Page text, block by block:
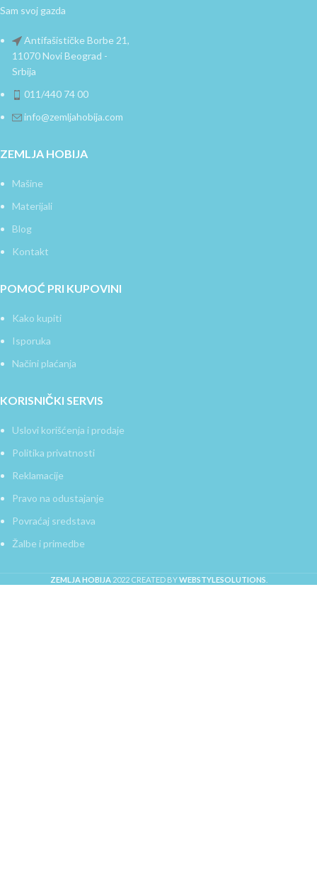
Sam svoj gazda
Antifašističke Borbe 21,
11070 Novi Beograd -
Srbija
011/440 74 00
info@zemljahobija.com
ZEMLJA HOBIJA
Mašine
Materijali
Blog
Kontakt
POMOĆ PRI KUPOVINI
Kako kupiti
Isporuka
Načini plaćanja
KORISNIČKI SERVIS
Uslovi korišćenja i prodaje
Politika privatnosti
Reklamacije
Pravo na odustajanje
Povraćaj sredstava
Žalbe i primedbe
ZEMLJA HOBIJA 2022 CREATED BYWEBSTYLESOLUTIONS